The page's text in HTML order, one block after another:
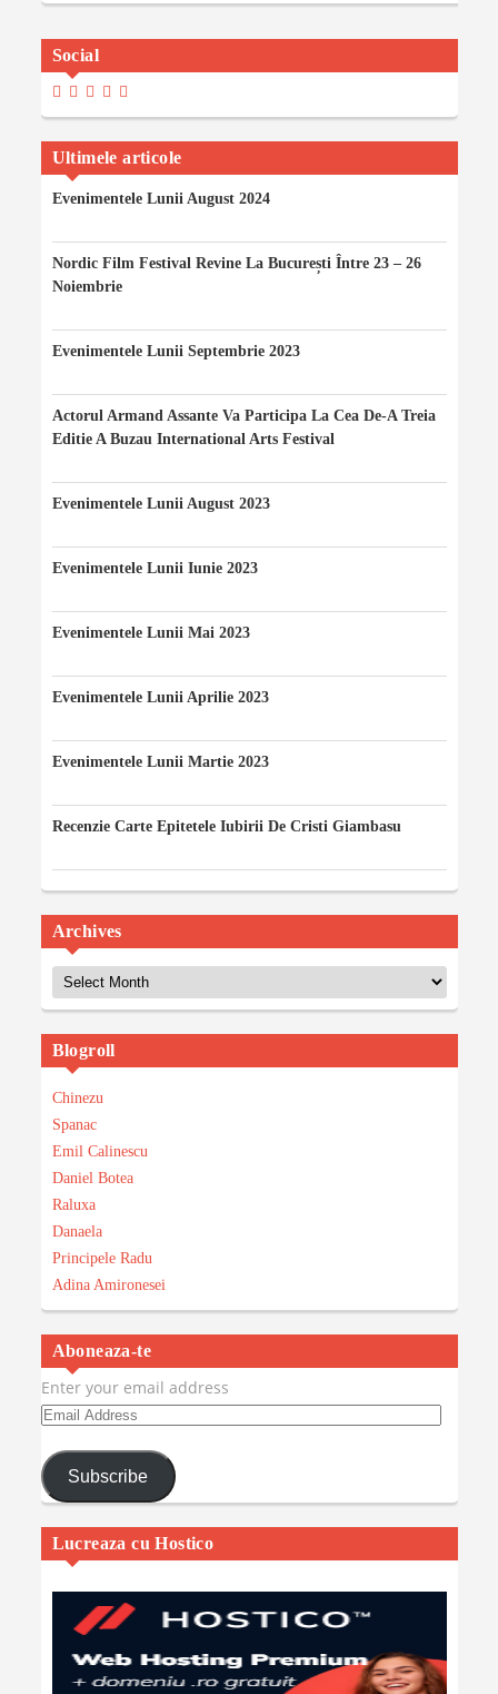
Social
View
Profile
On
Facebook
View
Profile
On
Twitter
View
Profile
On
Instagram
View
Maria-
Iancu’s
Profile
On
View
Profile
On
YouTube
Ultimele articole
Evenimentele Lunii August 2024
Nordic Film Festival Revine La București Între 23 – 26
Noiembrie
Evenimentele Lunii Septembrie 2023
Actorul Armand Assante Va Participa La Cea De-A Treia
Editie A Buzau International Arts Festival
Evenimentele Lunii August 2023
Evenimentele Lunii Iunie 2023
Evenimentele Lunii Mai 2023
Evenimentele Lunii Aprilie 2023
Evenimentele Lunii Martie 2023
Recenzie Carte Epitetele Iubirii De Cristi Giambasu
Archives
Archives
Blogroll
Chinezu
Spanac
Emil Calinescu
Daniel Botea
Raluxa
Danaela
Principele Radu
Adina Amironesei
Aboneaza-te
Enter your email address
Email
Subscribe
Lucreaza cu Hostico